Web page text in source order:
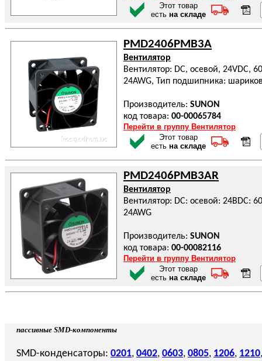
Этот товар
есть на складе
PMD2406PMB3A
Вентилятор
Вентилятор: DC, осевой, 24VDC,
24AWG, Тип подшипника:
Производитель: SUNON
код товара: 00-00065784
Перейти в группу Вентилятор
Этот товар
есть на складе
PMD2406PMB3AR
Вентилятор
Вентилятор: DC: осевой: 24ВDC:
24AWG
Производитель: SUNON
код товара: 00-00082116
Перейти в группу Вентилятор
Этот товар
есть на складе
пассивные SMD-компоненты
SMD-конденсаторы: 0201, 0402, 0603, 0805, 1206, 1210,